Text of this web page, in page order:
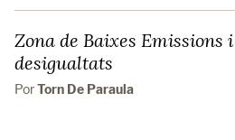
Zona de Baixes Emissions i
desigualtats
PorTorn De Paraula